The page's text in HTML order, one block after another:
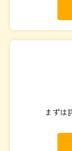
まずは